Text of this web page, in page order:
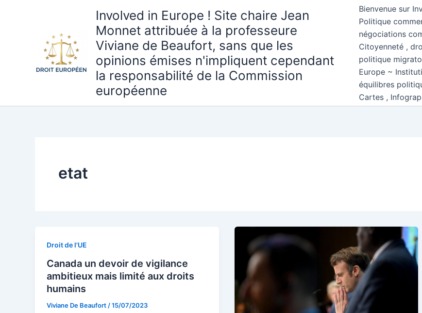
Involved in Europe ! Site chaire Jean
Monnet attribuée à la professeure
Viviane de Beaufort, sans que les
opinions émises n'impliquent cependant
la responsabilité de la Commission
européenne
Bienvenue sur
Politique
négociations
Citoyenneté ,
politique
Europe ~
équilibres
Cartes ,
etat
Droit de l'UE
Canada un devoir de vigilance
ambitieux mais limité aux droits
humains
Viviane De Beaufort /15/07/2023